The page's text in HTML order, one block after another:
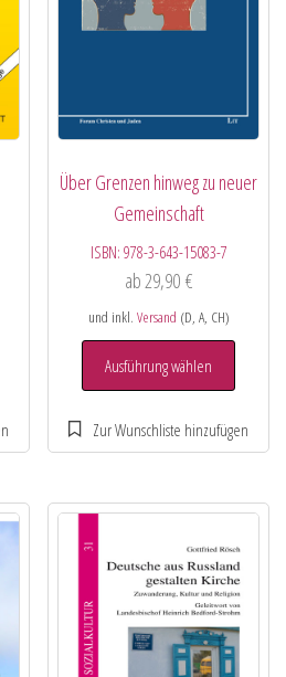
Über Grenzen hinweg zu neuer
Gemeinschaft
ISBN: 978-3-643-15083-7
ab29,90 €
und inkl. Versand (D, A, CH)
Ausführung wählen